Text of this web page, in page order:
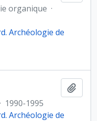
organique ·
Archéologie de
· 1990-1995
Archéologie de